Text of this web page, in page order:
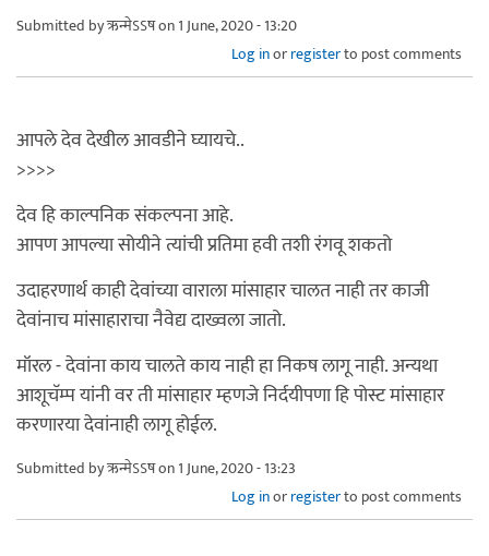
Submitted byऋन्मेऽऽषon 1 June, 2020 - 13:20
Log inorregisterto post comments
आपले देव देखील आवडीने घ्यायचे..
>>>>
देव हि काल्पनिक संकल्पना आहे.
आपण आपल्या सोयीने त्यांची प्रतिमा हवी तशी रंगवू शकतो
उदाहरणार्थ काही देवांच्या वाराला मांसाहार चालत नाही तर काजी
देवांनाच मांसाहाराचा नैवेद्य दाख्वला जातो.
मॉरल - देवांना काय चालते काय नाही हा निकष लागू नाही. अन्यथा
आशूचॅम्प यांनी वर ती मांसाहार म्हणजे निर्दयीपणा हि पोस्ट मांसाहार
करणारया देवांनाही लागू होईल.
Submitted byऋन्मेऽऽषon 1 June, 2020 - 13:23
Log inorregisterto post comments